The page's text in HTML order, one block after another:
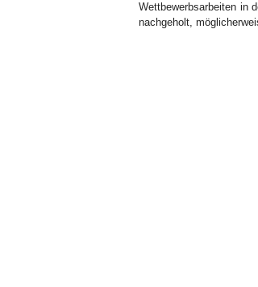
Wettbewerbsarbeiten in
nachgeholt,